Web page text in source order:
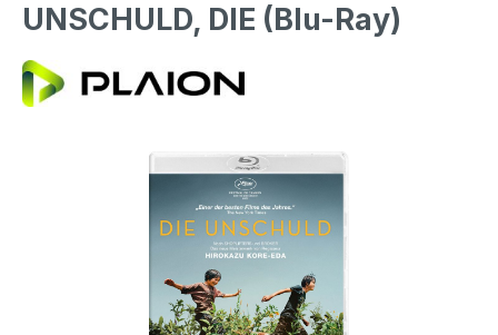
UNSCHULD, DIE (Blu-Ray)
Bildergalerie überspringen